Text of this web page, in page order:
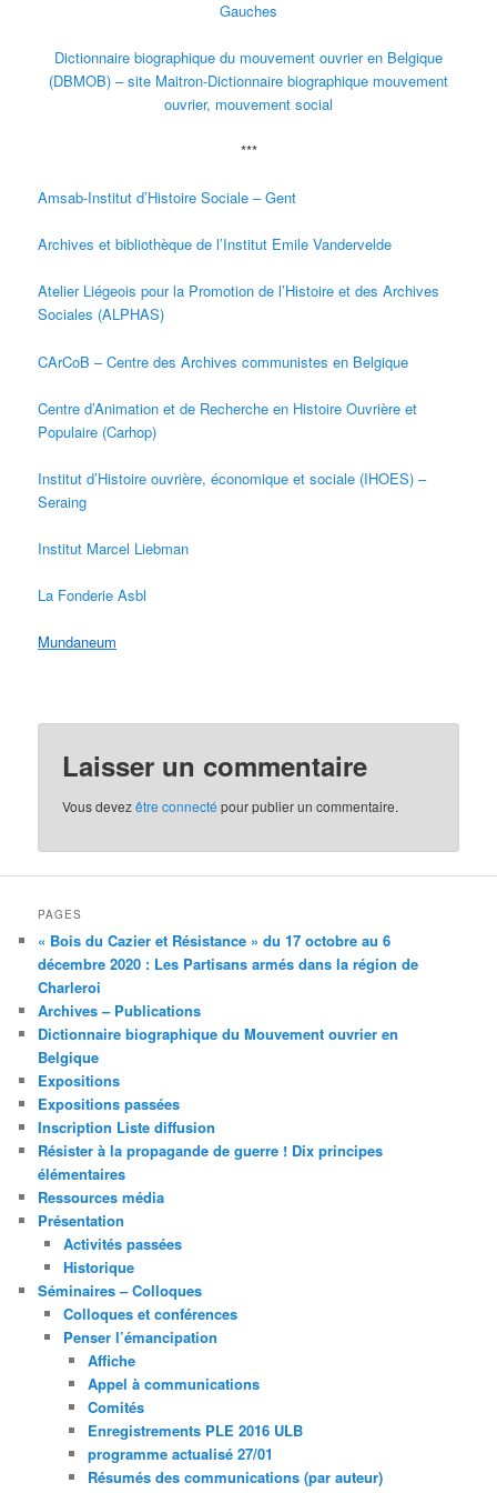
Gauches
Dictionnaire biographique du mouvement ouvrier en Belgique
(DBMOB) – site Maitron-Dictionnaire biographique mouvement
ouvrier, mouvement social
***
Amsab-Institut d’Histoire Sociale – Gent
Archives et bibliothèque de l’Institut Emile Vandervelde
Atelier Liégeois pour la Promotion de l’Histoire et des Archives
Sociales (ALPHAS)
CArCoB – Centre des Archives communistes en Belgique
Centre d’Animation et de Recherche en Histoire Ouvrière et
Populaire (Carhop)
Institut d’Histoire ouvrière, économique et sociale (IHOES) –
Seraing
Institut Marcel Liebman
La Fonderie Asbl
Mundaneum
Laisser un commentaire
Vous devezêtre connecté pour publier un commentaire.
PAGES
« Bois du Cazier et Résistance » du 17 octobre au 6
décembre 2020 : Les Partisans armés dans la région de
Charleroi
Archives – Publications
Dictionnaire biographique du Mouvement ouvrier en
Belgique
Expositions
Expositions passées
Inscription Liste diffusion
Résister à la propagande de guerre ! Dix principes
élémentaires
Ressources média
Présentation
Activités passées
Historique
Séminaires – Colloques
Colloques et conférences
Penser l’émancipation
Affiche
Appel à communications
Comités
Enregistrements PLE 2016 ULB
programme actualisé 27/01
Résumés des communications (par auteur)